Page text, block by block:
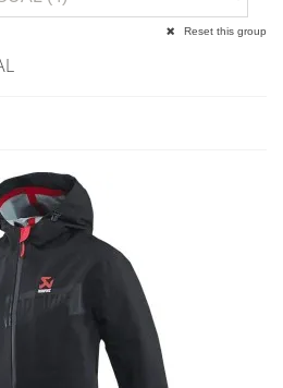
Reset this group